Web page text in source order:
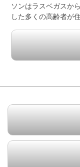
ソンはラスベガスか
した多くの高齢者が